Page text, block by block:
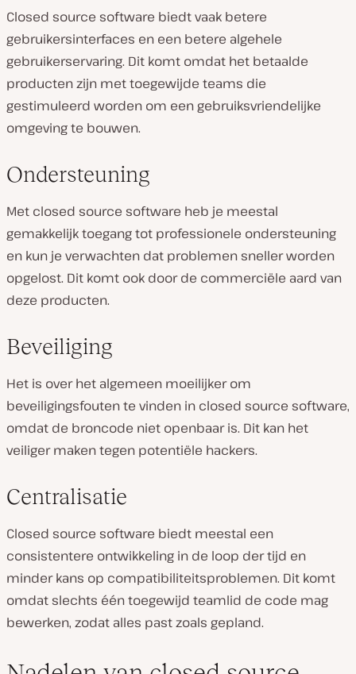
Closed source software biedt vaak betere
gebruikersinterfaces en een betere algehele
gebruikerservaring. Dit komt omdat het betaalde
producten zijn met toegewijde teams die
gestimuleerd worden om een gebruiksvriendelijke
omgeving te bouwen.
Ondersteuning
Met closed source software heb je meestal
gemakkelijk toegang tot professionele ondersteuning
en kun je verwachten dat problemen sneller worden
opgelost. Dit komt ook door de commerciële aard van
deze producten.
Beveiliging
Het is over het algemeen moeilijker om
beveiligingsfouten te vinden in closed source software,
omdat de broncode niet openbaar is. Dit kan het
veiliger maken tegen potentiële hackers.
Centralisatie
Closed source software biedt meestal een
consistentere ontwikkeling in de loop der tijd en
minder kans op compatibiliteitsproblemen. Dit komt
omdat slechts één toegewijd teamlid de code mag
bewerken, zodat alles past zoals gepland.